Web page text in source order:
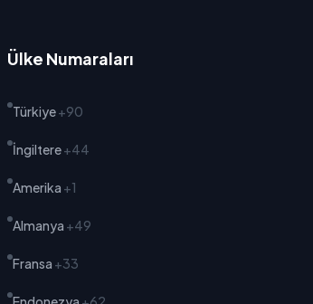
Ülke Numaraları
Türkiye+90
İngiltere+44
Amerika +1
Almanya +49
Fransa +33